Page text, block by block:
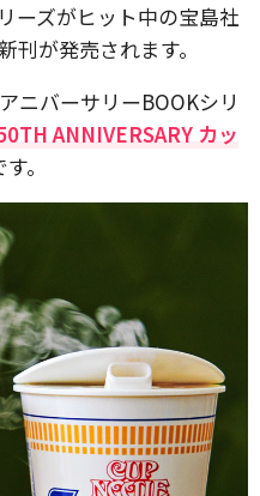
ーズがヒット中の宝島社
刊が発売されます。
ニバーサリーBOOKシリ
ANNIVERSARY カッ
。